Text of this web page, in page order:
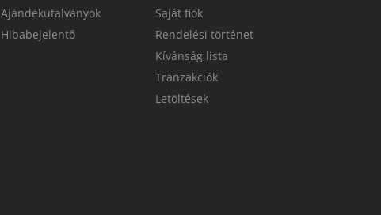
Ajándékutalványok
Hibabejelentő
Saját fiók
Rendelési történet
Kívánság lista
Tranzakciók
Letöltések